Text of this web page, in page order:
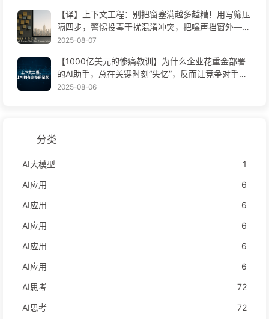
【译】上下文工程：别把窗塞满越多越糟！用写筛压
隔四步，警惕投毒干扰混淆冲突，把噪声挡窗外——
慢慢学AI170
2025-08-07
【1000亿美元的惨痛教训】为什么企业花重金部署
的AI助手，总在关键时刻“失忆”，反而让竞争对手实
现90%性能提升？——慢慢学AI169
2025-08-06
分类
AI大模型
1
AI应用
6
AI应用
6
AI应用
6
AI应用
6
AI应用
6
AI思考
72
AI思考
72